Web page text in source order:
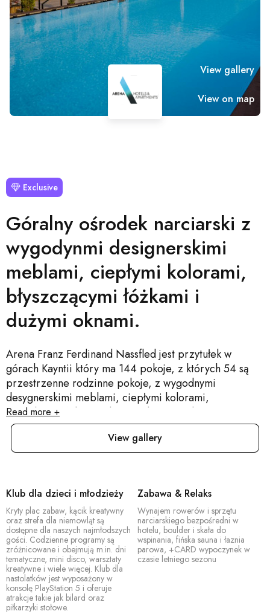
View gallery
View on map
Exclusive
Góralny ośrodek narciarski z
wygodynmi designerskimi
meblami, ciepłymi kolorami,
błyszczącymi łóżkami i
dużymi oknami.
Arena Franz Ferdinand Nassfled jest przytułek w
górach Kayntii który ma 144 pokoje, z których 54 są
przestrzenne rodzinne pokoje, z wygodnymi
desygnerskimi meblami, ciepłymi kolorami,
wygodnymi łóżkami i dużymi oknami. Pokoje mają
telewizory z płaskim ekranem, szybkim wi-fi
internetem i Państwa własną Sport Space strefą – duża
przestrzeń w Państwa pokoju na Państwa sportowy
szczególnie rodziny, grupy przyjaciół i sportowe pary.
Jesteśmy góralnym resortem. Przytułek dla wszystkich
którzy szukają spokoju i ciszy w naturze a także hotel
na otwartym dla wszystkich którzy lubią uczucie
wolności w górach. Tutaj Państwo znajdą aktywnych
turystów – szczególnie rodziny, grupy przyjaciuł i
pary sportowe – w pobliżu bazy wypadowej w dolinie
ośrodka narcarskiego Nassfeld.
Read more +
View gallery
Klub dla dzieci i młodzieży
Kryty plac zabaw, kącik kreatywny
oraz strefa dla niemowląt są
dostępne dla naszych najmłodszych
gości. Codzienne programy są
zróżnicowane i obejmują m.in. dni
tematyczne, mini disco, warsztaty
kreatywne i wiele więcej. Klub dla
nastolatków jest wyposażony w
konsolę PlayStation 5 i oferuje
atrakcje takie jak bilard oraz
piłkarzyki stołowe.
Zabawa & Relaks
Wynajem rowerów i sprzętu
narciarskiego bezpośredni w
hotelu, boulder i skała do
wspinania, fińska sauna i łaznia
parowa, +CARD wypoczynek w
czasie letniego sezonu